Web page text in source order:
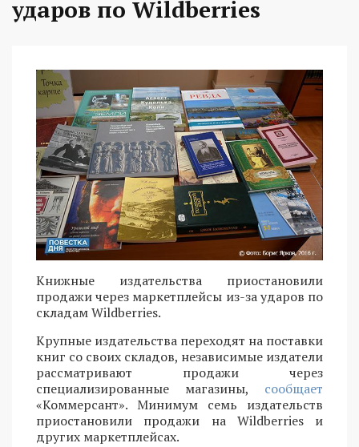
ударов по Wildberries
Книжные издательства приостановили
продажи через маркетплейсы из-за ударов по
складам Wildberries.
Крупные издательства переходят на поставки
книг со своих складов, независимые издатели
рассматривают продажи через
специализированные магазины, сообщает
«Коммерсант». Минимум семь издательств
приостановили продажи на Wildberries и
других маркетплейсах.